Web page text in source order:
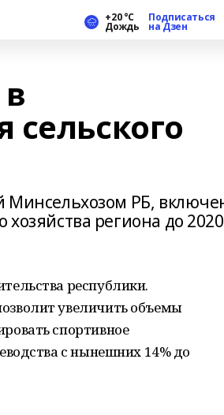
+20 °С
Дождь
Подписаться
на Дзен
сельского
Минсельхозом РБ,
хозяйства региона до 2020
республики.
увеличить объемы
спортивное
с нынешних 14% до